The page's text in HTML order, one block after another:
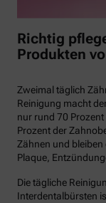
Richtig
Produkten
Zweimal täglich
Reinigung macht
nur rund 70
Prozent der
Zähnen und
Plaque,
Die tägliche
Interdentalbürsten